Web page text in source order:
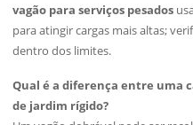
vagão para serviços pesados
para atingir cargas mais altas;
dentro dos limites.
Qual é a diferença entre uma
de jardim rígido?